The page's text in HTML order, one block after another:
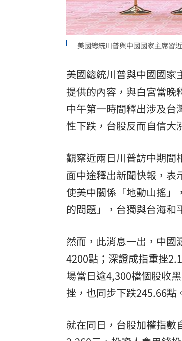
美國總統川普與中國國家主席習
美國總統川普與中國國家
提供的內容，與白宮當晚
中午第一時間釋出涉及
性下跌，台股反而自信大
觀察近兩日川普訪中期間
面中途釋出新聞快報，
使美中關係「地動山搖」
的問題」，台獨與台海和
然而，此消息一出，中國
4200點；深證成指重挫
場當日逾4,300檔個股收
挫，也同步下跌245.66點
就在同日，台股加權指數